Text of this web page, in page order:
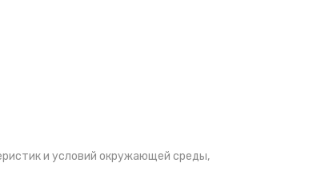
и условий окружающей среды,